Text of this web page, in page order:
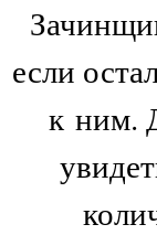
если
к ним.